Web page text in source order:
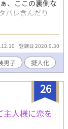
、ここの裏側な
バレ含んだり
！ 本編より、女
ちらに置くかも
ので、そちらも
登録日 2020.9.30
男子 擬人化
26
人様に恋を